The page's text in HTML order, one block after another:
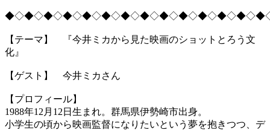
【テーマ】 『今井ミカから見た映画のショットとろう文
化』
【ゲスト】 今井ミカさん
【プロフィール】
1988年12月12日生まれ。群馬県伊勢崎市出身。
小学生の頃から映画監督になりたいという夢を抱きつつ、デ